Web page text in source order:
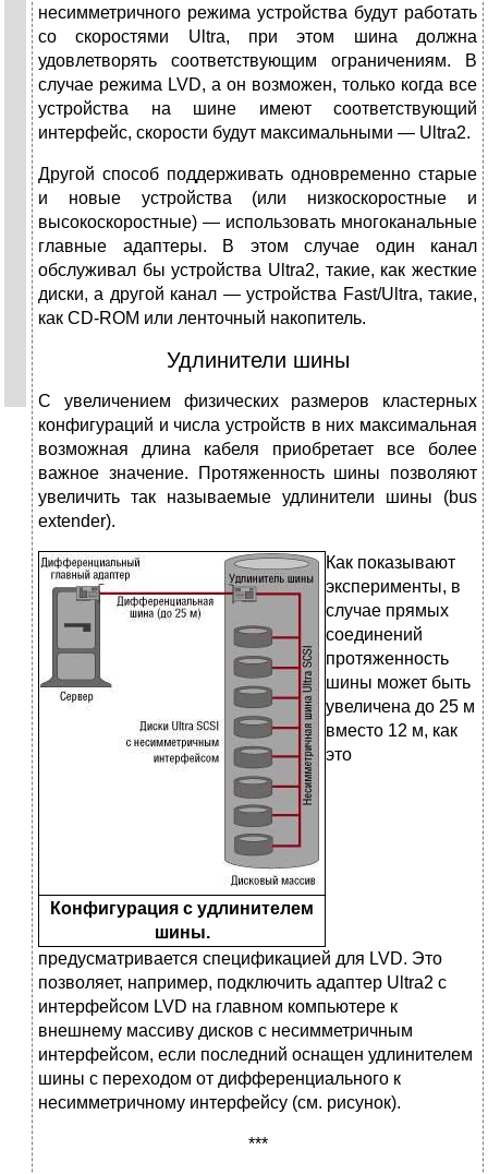
несимметричного режима устройства будут работать
со скоростями Ultra, при этом шина должна
удовлетворять соответствующим ограничениям. В
случае режима LVD, а он возможен, только когда все
устройства на шине имеют соответствующий
интерфейс, скорости будут максимальными — Ultra2.
Другой способ поддерживать одновременно старые
и новые устройства (или низкоскоростные и
высокоскоростные) — использовать многоканальные
главные адаптеры. В этом случае один канал
обслуживал бы устройства Ultra2, такие, как жесткие
диски, а другой канал — устройства Fast/Ultra, такие,
как CD-ROM или ленточный накопитель.
Удлинители шины
С увеличением физических размеров кластерных
конфигураций и числа устройств в них максимальная
возможная длина кабеля приобретает все более
важное значение. Протяженность шины позволяют
увеличить так называемые удлинители шины (bus
extender).
Конфигурация с удлинителем
шины.
Как показывают
эксперименты, в
случае прямых
соединений
протяженность
шины может быть
увеличена до 25 м
вместо 12 м, как
это
предусматривается спецификацией для LVD. Это
позволяет, например, подключить адаптер Ultra2 с
интерфейсом LVD на главном компьютере к
внешнему массиву дисков с несимметричным
интерфейсом, если последний оснащен удлинителем
шины с переходом от дифференциального к
несимметричному интерфейсу (см. рисунок).
***